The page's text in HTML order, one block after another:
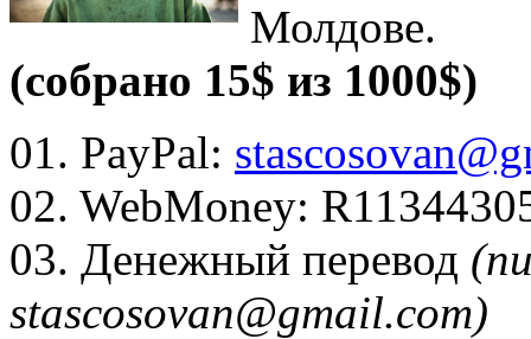
Молдове.
(собрано 15$ из 1000$)
01. PayPal:
02. WebMoney:
03. Денежный перевод
stascosovan@gmail.com)